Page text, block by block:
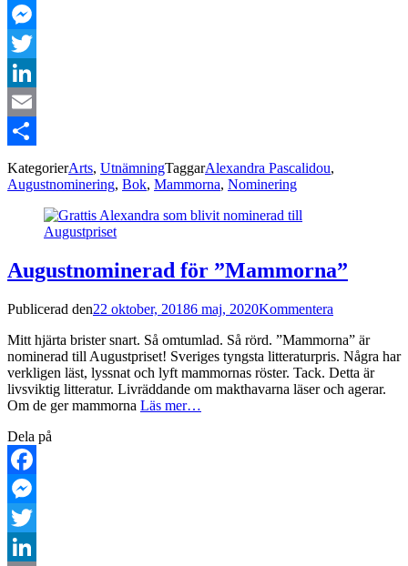
Facebook
Messenger
Twitter
LinkedIn
Email
Dela
KategorierArts, UtnämningTaggarAlexandra Pascalidou,
Augustnominering, Bok, Mammorna, Nominering
Augustnominerad för ”Mammorna”
Publicerad den22 oktober, 20186 maj, 2020Kommentera
Mitt hjärta brister snart. Så omtumlad. Så rörd. ”Mammorna” är
nominerad till Augustpriset! Sveriges tyngsta litteraturpris. Några har
verkligen läst, lyssnat och lyft mammornas röster. Tack. Detta är
livsviktig litteratur. Livräddande om makthavarna läser och agerar.
Om de ger mammorna Läs mer…
Dela på
Facebook
Messenger
Twitter